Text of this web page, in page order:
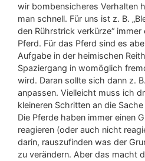
wir bombensicheres Verhalten
man schnell. Für uns ist z. B.
den Rührstrick verkürze“
Pferd. Für das Pferd sind es
Aufgabe in der heimischen
Spaziergang in womöglich
wird. Daran sollte sich dann z.
anpassen. Vielleicht muss ich
kleineren Schritten an die
Die Pferde haben immer einen
reagieren (oder auch nicht
darin, rauszufinden was der
zu verändern. Aber das macht